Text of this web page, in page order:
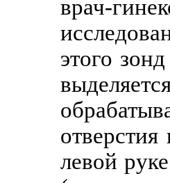
врач-
этого
левой